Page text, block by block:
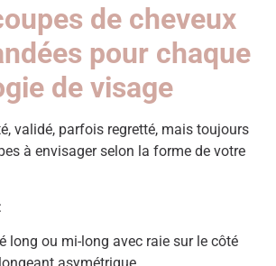
de cheveux
pour chaque
de visage
validé, parfois regretté, mais toujours
à envisager selon la forme de votre
:
long ou mi-long avec raie sur le côté